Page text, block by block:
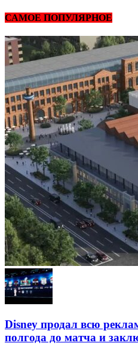
САМОЕ ПОПУЛЯРНОЕ
Disney продал всю
полгода до матча и